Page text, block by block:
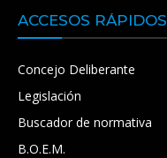
ACCESOS RÁPIDOS
Concejo Deliberante
Legislación
Buscador de normativa
B.O.E.M.